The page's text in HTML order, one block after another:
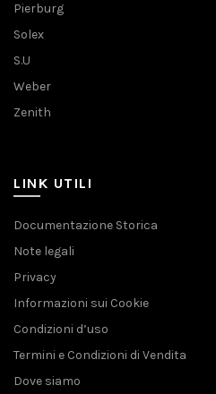
Pierburg
Solex
S.U
Weber
Zenith
LINK UTILI
Documentazione Storica
Note legali
Privacy
Informazioni sui Cookie
Condizioni d’uso
Termini e Condizioni di Vendita
Dove siamo